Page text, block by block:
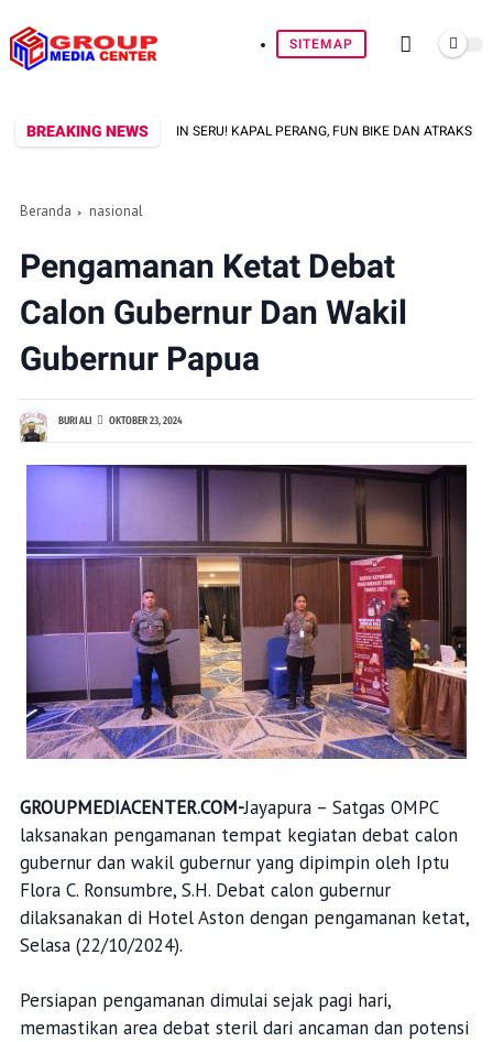
SITEMAP
BREAKING NEWS
MAKASSAR MAKIN SERU! KAPAL PERANG, FUN BIKE DAN ATRAKSI MENANTI
Beranda nasional
Pengamanan Ketat Debat
Calon Gubernur Dan Wakil
Gubernur Papua
BURI ALI OKTOBER 23, 2024
GROUPMEDIACENTER.COM-Jayapura – Satgas OMPC
laksanakan pengamanan tempat kegiatan debat calon
gubernur dan wakil gubernur yang dipimpin oleh Iptu
Flora C. Ronsumbre, S.H. Debat calon gubernur
dilaksanakan di Hotel Aston dengan pengamanan ketat,
Selasa (22/10/2024).
Persiapan pengamanan dimulai sejak pagi hari,
memastikan area debat steril dari ancaman dan potensi